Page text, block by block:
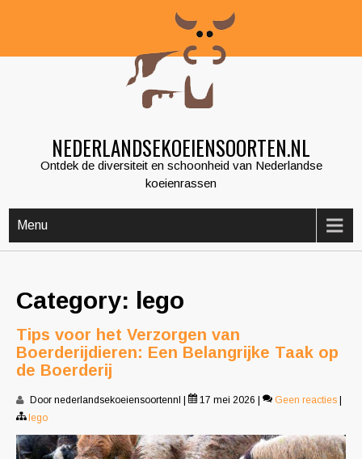
NEDERLANDSEKOEIENSOORTEN.NL
Ontdek de diversiteit en schoonheid van Nederlandse
koeienrassen
Menu
Category: lego
Tips voor het Verzorgen van
Boerderijdieren: Een Belangrijke Taak op
de Boerderij
Door nederlandsekoeiensoortennl 17 mei 2026 Geen reacties
lego